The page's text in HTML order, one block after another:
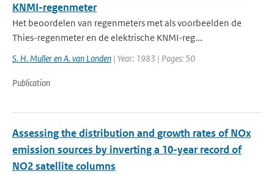
KNMI-regenmeter
Het beoordelen van regenmeters met als voorbeelden de
Thies-regenmeter en de elektrische KNMI-reg...
S. H. Muller en A. van Londen | Year: 1983 | Pages: 50
Publication
Assessing the distribution and growth rates of NOx
emission sources by inverting a 10-year record of
NO2 satellite columns